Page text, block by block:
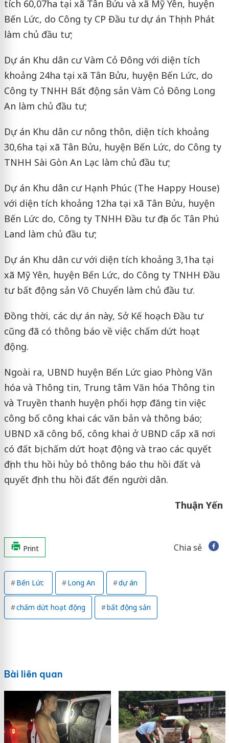
tích 60,07ha tại xã Tân Bửu và xã Mỹ Yên, huyện
Bến Lức, do Công ty CP Đầu tư dự án Thịnh Phát
làm chủ đầu tư;
Dự án Khu dân cư Vàm Cỏ Đông với diện tích
khoảng 24ha tại xã Tân Bửu, huyện Bến Lức, do
Công ty TNHH Bất động sản Vàm Cỏ Đông Long
An làm chủ đầu tư;
Dự án Khu dân cư nông thôn, diện tích khoảng
30,6ha tại xã Tân Bửu, huyện Bến Lức, do Công ty
TNHH Sài Gòn An Lạc làm chủ đầu tư;
Dự án Khu dân cư Hạnh Phúc (The Happy House)
với diện tích khoảng 12ha tại xã Tân Bửu, huyện
Bến Lức do, Công ty TNHH Đầu tư địa ốc Tân Phú
Land làm chủ đầu tư;
Dự án Khu dân cư với diện tích khoảng 3,1ha tại
xã Mỹ Yên, huyện Bến Lức, do Công ty TNHH Đầu
tư bất động sản Võ Chuyển làm chủ đầu tư.
Đồng thời, các dự án này, Sở Kế hoạch Đầu tư
cũng đã có thông báo về việc chấm dứt hoạt
động.
Ngoài ra, UBND huyện Bến Lức giao Phòng Văn
hóa và Thông tin, Trung tâm Văn hóa Thông tin
và Truyền thanh huyện phối hợp đăng tin việc
công bố công khai các văn bản và thông báo;
UBND xã công bố, công khai ở UBND cấp xã nơi
có đất bị chấm dứt hoạt động và trao các quyết
định thu hồi hủy bỏ thông báo thu hồi đất và
quyết định thu hồi đất đến người dân.
Thuận Yến
Print Chia sẻ
Bến Lức Long An dự án
chấm dứt hoạt động bất động sản
Bài liên quan